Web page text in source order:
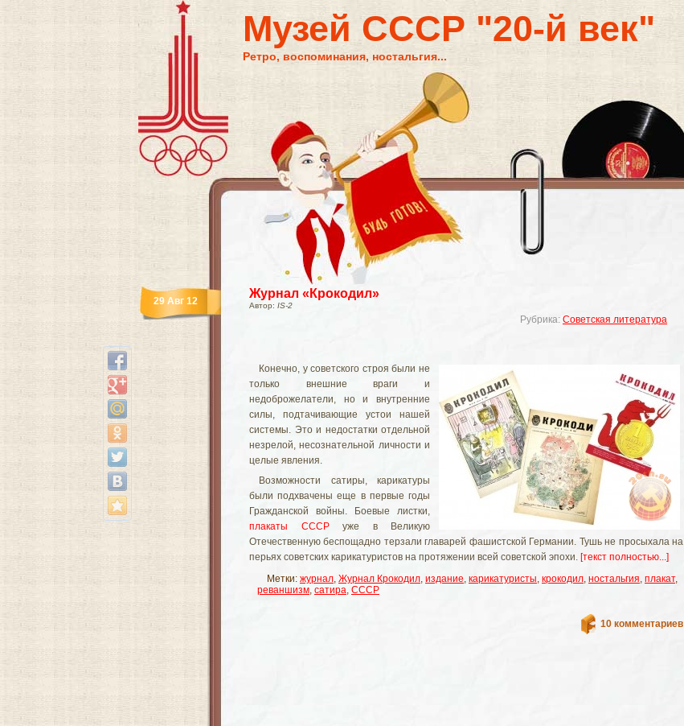
Музей СССР "20-й век"
Ретро, воспоминания, ностальгия...
Журнал «Крокодил»
Автор: IS-2
Рубрика: Советская литература
29 Авг 12
Конечно, у советского строя были не
только внешние враги и
недоброжелатели, но и внутренние
силы, подтачивающие устои нашей
системы. Это и недостатки отдельной
незрелой, несознательной личности и
целые явления.
Возможности сатиры, карикатуры
были подхвачены еще в первые годы
Гражданской войны. Боевые листки,
плакаты СССРуже в Великую
Отечественную беспощадно терзали главарей фашистской Германии. Тушь не просыхала на
перьях советских карикатуристов на протяжении всей советской эпохи. [текст полностью...]
Метки: журнал, Журнал Крокодил, издание, карикатуристы, крокодил, ностальгия, плакат,
реваншизм, сатира, СССР
10 комментариев